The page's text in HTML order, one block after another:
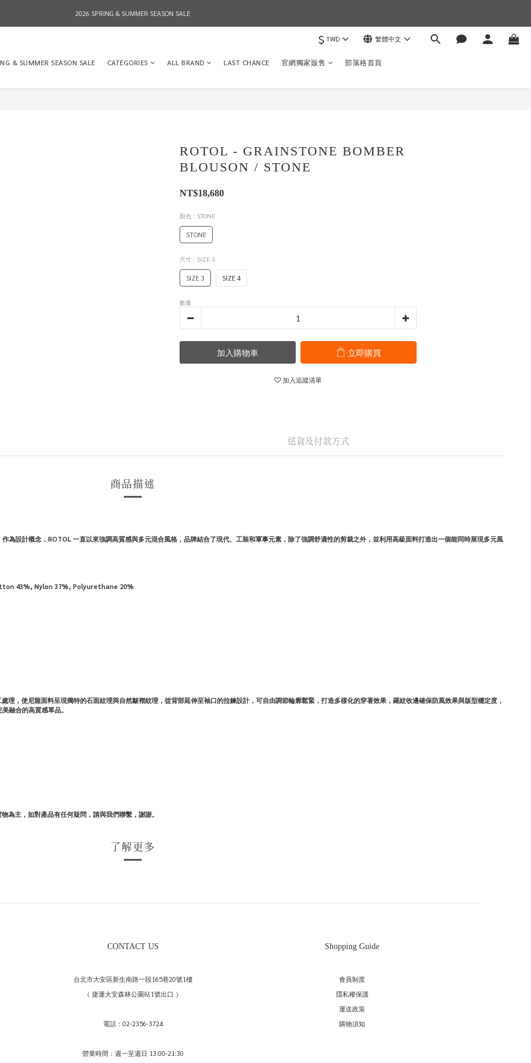
2026 SPRING & SUMMER SEASON SALE
2026 SPRING & SUMMER SEASON SALE
2026 SPRING & SUMMER SEASON SALE
$ TWD 繁體中文
& SUMMER SEASON SALE CATEGORIES ALL BRAND LAST CHANCE 官網獨家販售 部落格首頁
ROTOL - GRAINSTONE BOMBER
BLOUSON / STONE
NT$18,680
顏色 : STONE
STONE
尺寸 : SIZE 3
SIZE 3 SIZE 4
數量
加入購物車 立即購買
加入追蹤清單
送貨及付款方式
商品描述
為設計概念，ROTOL 一直以來強調高質感與多元混合風格，品牌結合了現代、工裝和軍事元素，除了強調舒適性的剪裁之外，並利用高級面料打造出一個能同時展現多元風
43%, Nylon 37%, Polyurethane 20%
，使尼龍面料呈現獨特的石面紋理與自然皺褶紋理，從背部延伸至袖口的拉鍊設計，可自由調節輪廓鬆緊，打造多樣化的穿著效果，羅紋收邊確保防風效果與版型穩定度，
融合的高質感單品。
為主，如對產品有任何疑問，請與我們聯繫，謝謝。
了解更多
CONTACT US
台北市大安區新生南路一段165巷20號1樓
（ 捷運大安森林公園站1號出口 ）
電話：02-2356-3724
營業時間：週一至週日 13:00-21:30
Shopping Guide
會員制度
隱私權保護
運送政策
購物須知